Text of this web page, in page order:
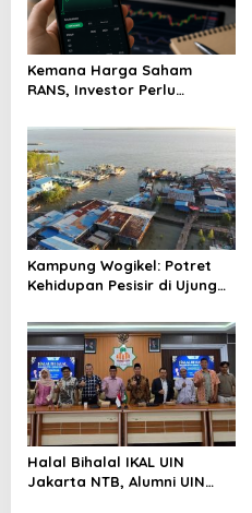
Kemana Harga Saham
RANS, Investor Perlu
Menghindari Spekulasi
Berlebihan
Kampung Wogikel: Potret
Kehidupan Pesisir di Ujung
Bertahan di Tengah
Keterbatasan
Halal Bihalal IKAL UIN
Jakarta NTB, Alumni UIN